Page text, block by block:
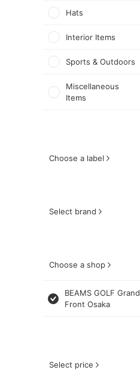
Hats
Interior Items
Sports & Outdoors
Miscellaneous
Items
Choose a label
Select brand
Choose a shop
BEAMS GOLF Grand
Front Osaka
Select price